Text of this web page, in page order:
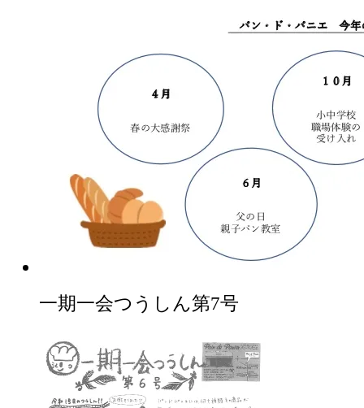
一期一会つうしん第7号